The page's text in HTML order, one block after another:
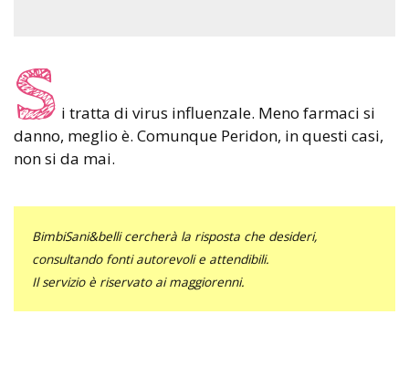
S i tratta di virus influenzale. Meno farmaci si
danno, meglio è. Comunque Peridon, in questi casi,
non si da mai.
BimbiSani&belli cercherà la risposta che desideri,
consultando fonti autorevoli e attendibili.
Il servizio è riservato ai maggiorenni.